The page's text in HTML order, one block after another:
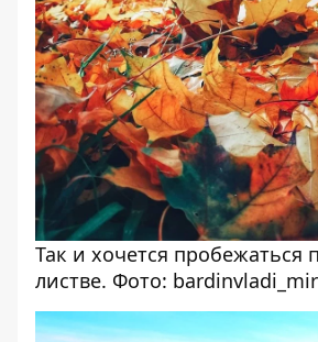
Так и хочется пробежаться
листве. Фото: bardinvladi_mir